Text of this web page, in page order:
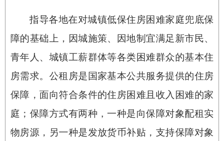
指导各地在对城镇低保住房困难家庭兜底保
障的基础上，因城施策、因地制宜满足新市民、
青年人、城镇工薪群体等各类困难群众的基本住
房需求。公租房是国家基本公共服务提供的住房
保障，面向符合条件的住房困难且收入困难的家
庭；保障方式有两种，一种是向保障对象配租实
物房源，另一种是发放货币补贴，支持保障对象